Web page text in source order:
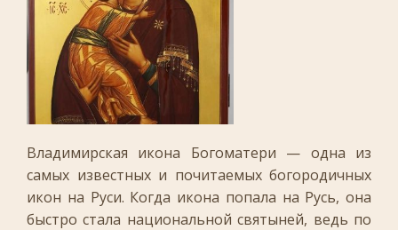
Владимирская икона Богоматери — одна из
самых известных и почитаемых богородичных
икон на Руси. Когда икона попала на Русь, она
быстро стала национальной святыней, ведь по